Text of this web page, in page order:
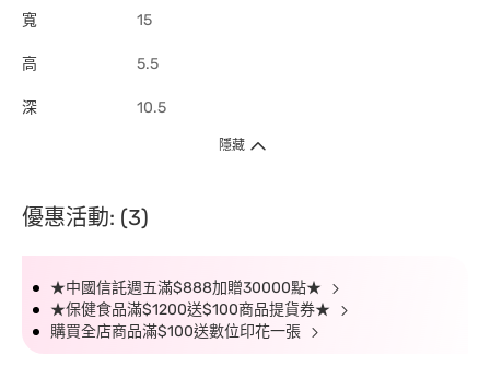
寬 15
高 5.5
深 10.5
隱藏
優惠活動: (3)
★中國信託週五滿$888加贈30000點★
★保健食品滿$1200送$100商品提貨券★
購買全店商品滿$100送數位印花一張